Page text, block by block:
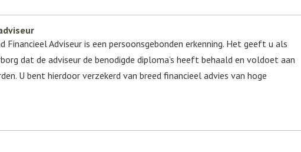
Financieel Adviseur is een persoonsgebonden erkenning. Het geeft u als
dat de adviseur de benodigde diploma’s heeft behaald en voldoet aan
U bent hierdoor verzekerd van breed financieel advies van hoge